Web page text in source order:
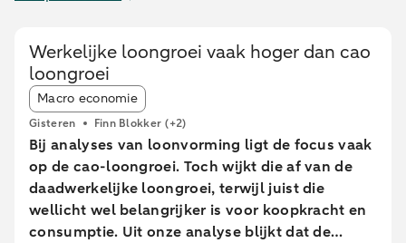
Werkelijke loongroei vaak hoger dan cao
loongroei
Article tags:
Macro economie
Gisteren Finn Blokker (+2)
Bij analyses van loonvorming ligt de focus vaak
op de cao-loongroei. Toch wijkt die af van de
daadwerkelijke loongroei, terwijl juist die
wellicht wel belangrijker is voor koopkracht en
consumptie. Uit onze analyse blijkt dat de